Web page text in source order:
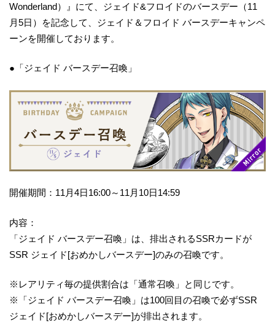
Wonderland）』にて、ジェイド&フロイドのバースデー（11
月5日）を記念して、ジェイド＆フロイド バースデーキャンペ
ーンを開催しております。
●「ジェイド バースデー召喚」
開催期間：11月4日16:00～11月10日14:59
内容：
「ジェイド バースデー召喚」は、排出されるSSRカードが
SSR ジェイド[おめかしバースデー]のみの召喚です。
※レアリティ毎の提供割合は「通常召喚」と同じです。
※「ジェイド バースデー召喚」は100回目の召喚で必ずSSR
ジェイド[おめかしバースデー]が排出されます。